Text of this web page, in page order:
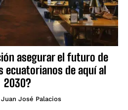
asegurar el futuro de
ecuatorianos de aquí al
2030?
Juan José Palacios